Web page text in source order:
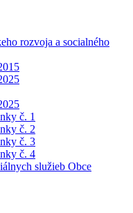
rozvoja a socialného
č. 1
č. 2
č. 3
č. 4
služieb Obce